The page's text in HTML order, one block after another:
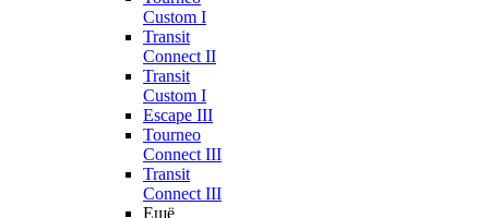
Custom I
Transit
Connect II
Transit
Custom I
Escape III
Tourneo
Connect III
Transit
Connect III
Ещё